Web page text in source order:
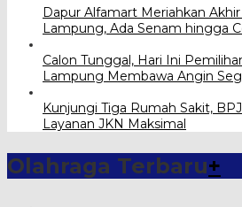
Dapur Alfamart Meriahkan
Lampung, Ada Senam hingga
Calon Tunggal, Hari Ini
Lampung Membawa Angin
Kunjungi Tiga Rumah Sakit,
Layanan JKN Maksimal
Olahraga Terbaru+